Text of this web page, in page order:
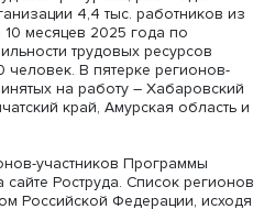
программой
трудовых ресурсов,
4,4 тыс.
за 10 месяцев 2025 года по
трудовых
человек. В пятерке
принятых на работу –
край, Амурская